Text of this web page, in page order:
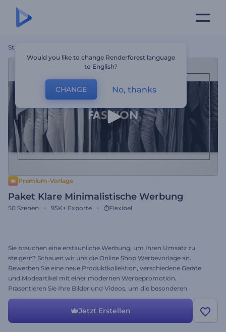
Startseite
Premium-Vorlage
Paket Klare Minimalistische Werbung
50 Szenen 95K+ Exporte Flexibel
Sie brauchen eine erstaunliche Werbung, um Ihren Umsatz zu
steigern? Schauen wir uns die Online Shop Werbevorlage an.
Bewerben Sie eine neue Produktkollektion, verschiedene Geräte
und Modeartikel mit einer modernen Werbepromotion.
Präsentieren Sie Ihre Bilder und Videos, um die besonderen
Eigenschaften Ihres Produkts zu verdeutlichen und es auf dem
Markt einzigartig zu machen. Perfekt für eine Vielzahl von
Anwendungen wie Unternehmenspräsentationen,
Jetzt Erstellen
Would you like to change Renderforest language
to English?
CHANGE No, thanks